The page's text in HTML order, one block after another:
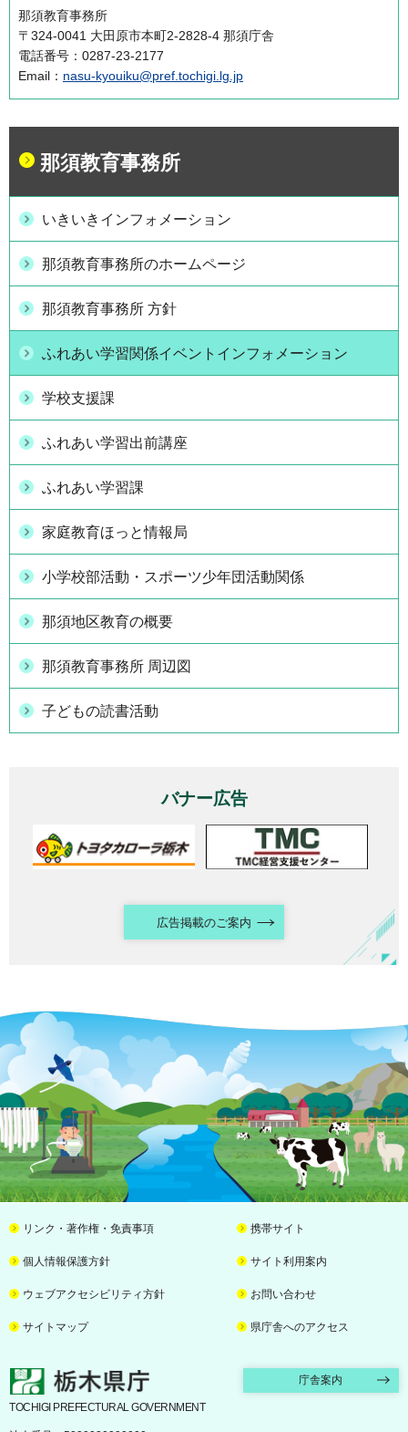
那須教育事務所
〒324-0041 大田原市本町2-2828-4 那須庁舎
電話番号：0287-23-2177
Email： nasu-kyouiku@pref.tochigi.lg.jp
那須教育事務所
いきいきインフォメーション
那須教育事務所のホームページ
那須教育事務所 方針
ふれあい学習関係イベントインフォメーション
学校支援課
ふれあい学習出前講座
ふれあい学習課
家庭教育ほっと情報局
小学校部活動・スポーツ少年団活動関係
那須地区教育の概要
那須教育事務所 周辺図
子どもの読書活動
バナー広告
広告掲載のご案内
リンク・著作権・免責事項 携帯サイト
個人情報保護方針 サイト利用案内
ウェブアクセシビリティ方針 お問い合わせ
サイトマップ 県庁舎へのアクセス
栃木県庁 庁舎案内
TOCHIGI PREFECTURAL GOVERNMENT